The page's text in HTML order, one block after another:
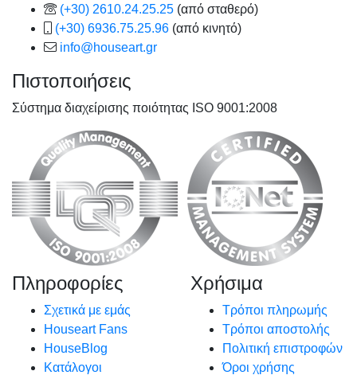
(+30) 2610.24.25.25 (από σταθερό)
(+30) 6936.75.25.96 (από κινητό)
info@houseart.gr
Πιστοποιήσεις
Σύστημα διαχείρισης ποιότητας ISO 9001:2008
Πληροφορίες
Σχετικά με εμάς
Houseart Fans
HouseBlog
Κατάλογοι
Χρήσιμα
Τρόποι πληρωμής
Τρόποι αποστολής
Πολιτική επιστροφών
Όροι χρήσης